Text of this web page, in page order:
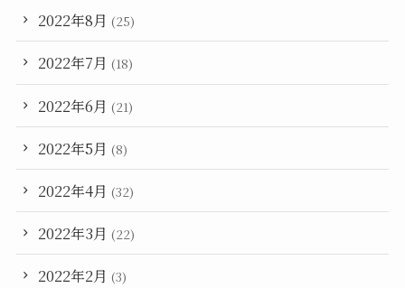
2022年8月 (25)
2022年7月 (18)
2022年6月 (21)
2022年5月 (8)
2022年4月 (32)
2022年3月 (22)
2022年2月 (3)